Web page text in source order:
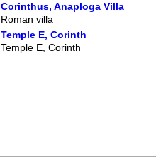
Corinthus, Anaploga Villa
Roman villa
Temple E, Corinth
Temple E, Corinth